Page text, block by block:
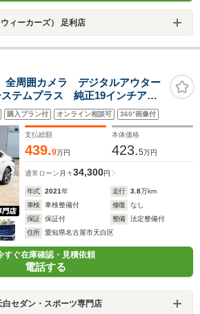
ィーカーズ） 足利店
周囲カメラ デジタルアウター
テムプラス 純正19インチアル
モニター 3眼LEDヘッドライ
前席シートエアコン プレミ
購入プラン付 オンライン相談可 360°画像付
支払総額
439.9万円
本体価格
423.5万円
通常ローン 月々34,300円
年式 2021年 走行 3.8万km
車検
車検整備付 修復
なし
保証
保証付 整備
法定整備付
住所
愛知県名古屋市天白区
すぐ在庫確認・見積依頼
電話する
白セダン・スポーツ専門店